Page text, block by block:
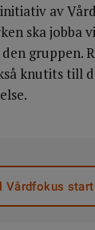
av
ska jobba
gruppen.
knutits till
Vårdfokus